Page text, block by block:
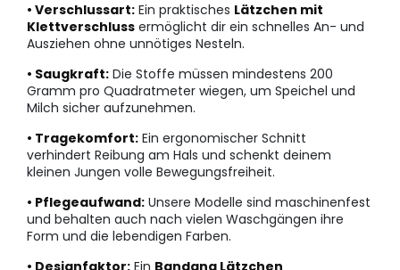
• Verschlussart: Ein praktisches Lätzchen mit
Klettverschluss ermöglicht dir ein schnelles An- und
Ausziehen ohne unnötiges Nesteln.
• Saugkraft: Die Stoffe müssen mindestens 200
Gramm pro Quadratmeter wiegen, um Speichel und
Milch sicher aufzunehmen.
• Tragekomfort: Ein ergonomischer Schnitt
verhindert Reibung am Hals und schenkt deinem
kleinen Jungen volle Bewegungsfreiheit.
• Pflegeaufwand: Unsere Modelle sind maschinenfest
und behalten auch nach vielen Waschgängen ihre
Form und die lebendigen Farben.
• Designfaktor: Ein Bandana Lätzchen